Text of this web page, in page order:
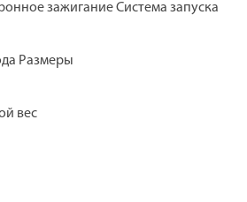
зажигание Система запуска
Размеры
вес